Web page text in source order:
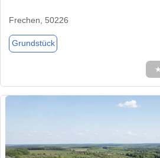
Frechen, 50226
Grundstück
★